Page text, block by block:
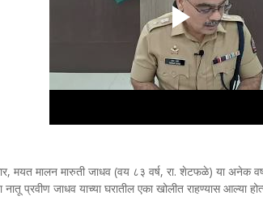
मयत मालन मारुती जाधव (वय ८३ वर्ष, रा. शेटफळे) या अनेक
नातू प्रवीण जाधव याच्या घरातील एका खोलीत राहण्यास आल्या